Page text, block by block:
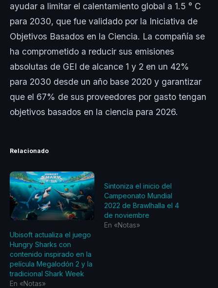
ayudar a limitar el calentamiento global a 1.5 ° C
para 2030, que fue validado por la Iniciativa de
Objetivos Basados en la Ciencia. La compañía se
ha comprometido a reducir sus emisiones
absolutas de GEI de alcance 1 y 2 en un 42%
para 2030 desde un año base 2020 y garantizar
que el 67% de sus proveedores por gasto tengan
objetivos basados en la ciencia para 2026.
Relacionado
Ubisoft actualiza el juego
Hungry Sharks con
contenido inspirado en la
película Megalodón 2 y la
tradicional Shark Week
En «Notas»
Sintoniza el inicio del
Campeonato Mundial
2022 de Brawlhalla el 4
de noviembre
En «Notas»